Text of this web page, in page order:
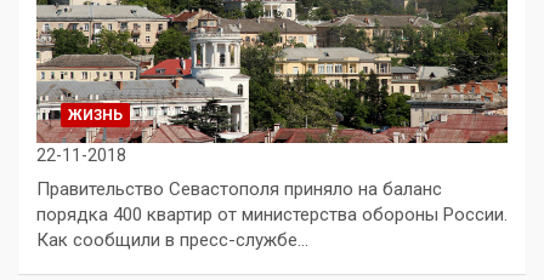
ЖИЗНЬ
22-11-2018
Правительство Севастополя приняло на баланс
порядка 400 квартир от министерства обороны России.
Как сообщили в пресс-службе…